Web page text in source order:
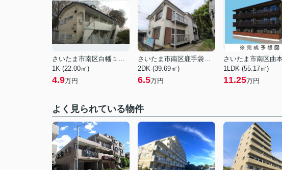
さいたま市南区白幡１丁目
1K (22.00㎡)
4.9万円
さいたま市南区鹿手袋１丁目
2DK (39.69㎡)
6.5万円
1LDK (55.17㎡)
11.25万円
よく見られている物件